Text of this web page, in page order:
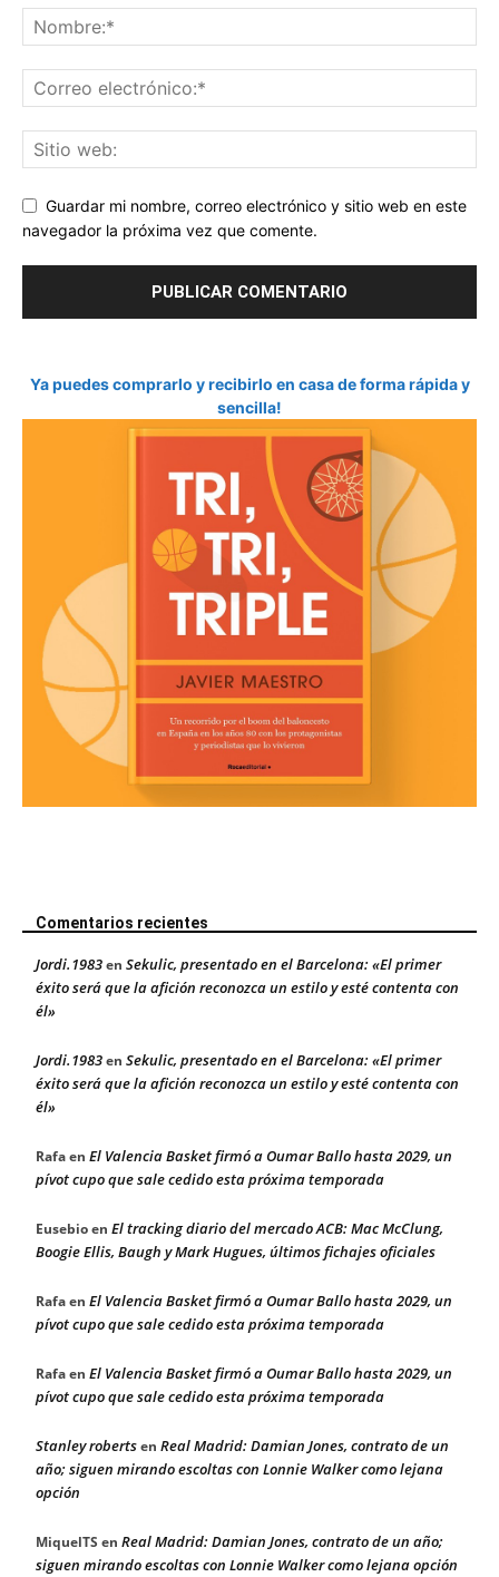
Guardar mi nombre, correo electrónico y sitio web en este
navegador la próxima vez que comente.
Ya puedes comprarlo y recibirlo en casa de forma rápida y
sencilla!
Comentarios recientes
Jordi.1983en Sekulic, presentado en el Barcelona: «El primer
éxito será que la afición reconozca un estilo y esté contenta con
él»
Jordi.1983en Sekulic, presentado en el Barcelona: «El primer
éxito será que la afición reconozca un estilo y esté contenta con
él»
Rafaen El Valencia Basket firmó a Oumar Ballo hasta 2029, un
pívot cupo que sale cedido esta próxima temporada
Eusebioen El tracking diario del mercado ACB: Mac McClung,
Boogie Ellis, Baugh y Mark Hugues, últimos fichajes oficiales
Rafaen El Valencia Basket firmó a Oumar Ballo hasta 2029, un
pívot cupo que sale cedido esta próxima temporada
Rafaen El Valencia Basket firmó a Oumar Ballo hasta 2029, un
pívot cupo que sale cedido esta próxima temporada
Stanley robertsen Real Madrid: Damian Jones, contrato de un
año; siguen mirando escoltas con Lonnie Walker como lejana
opción
MiquelTS en Real Madrid: Damian Jones, contrato de un año;
siguen mirando escoltas con Lonnie Walker como lejana opción